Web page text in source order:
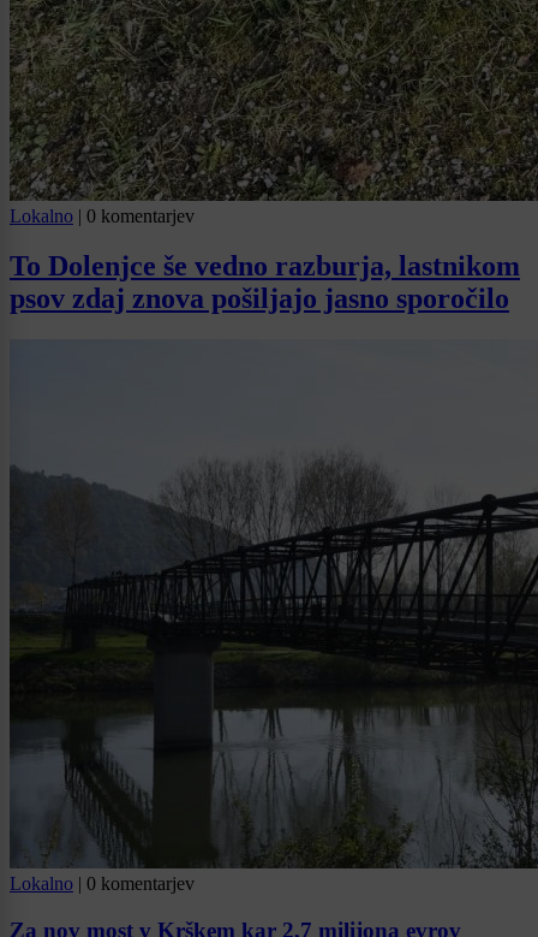
Lokalno | 0 komentarjev
To Dolenjce še vedno razburja, lastnikom
psov zdaj znova pošiljajo jasno sporočilo
Lokalno | 0 komentarjev
Za nov most v Krškem kar 2,7 milijona evrov